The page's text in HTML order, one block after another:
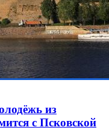
из
с Псковской